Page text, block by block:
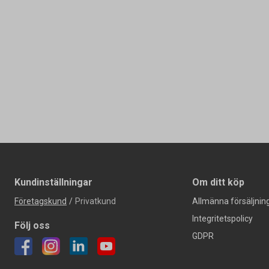
Kundinställningar
Företagskund / Privatkund
Följ oss
Om ditt köp
Allmänna
Integritetspolicy
GDPR